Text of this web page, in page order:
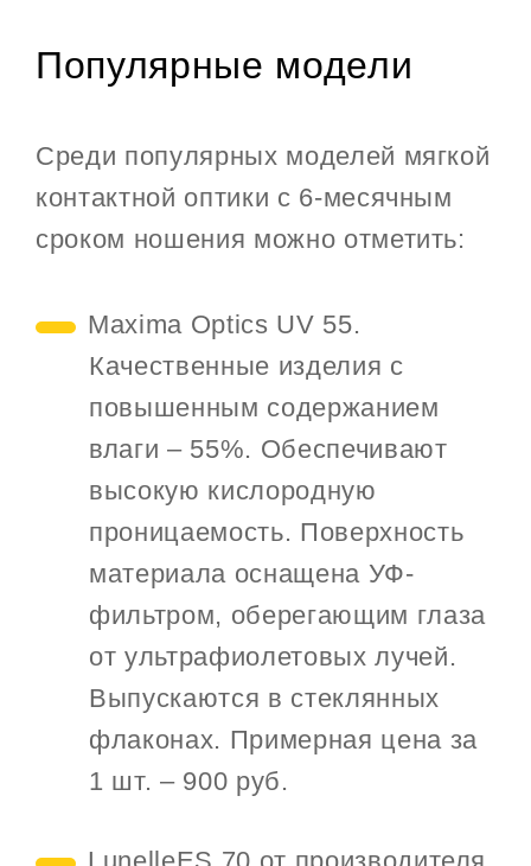
Популярные модели
Среди популярных моделей мягкой
контактной оптики с 6-месячным
сроком ношения можно отметить:
Maxima Optics UV 55.
Качественные изделия с
повышенным содержанием
влаги – 55%. Обеспечивают
высокую кислородную
проницаемость. Поверхность
материала оснащена УФ-
фильтром, оберегающим глаза
от ультрафиолетовых лучей.
Выпускаются в стеклянных
флаконах. Примерная цена за
1 шт. – 900 руб.